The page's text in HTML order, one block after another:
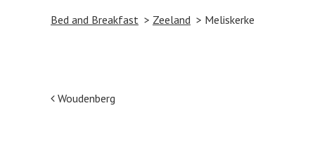
Bed and Breakfast Zeeland Meliskerke
Post navigation
Woudenberg